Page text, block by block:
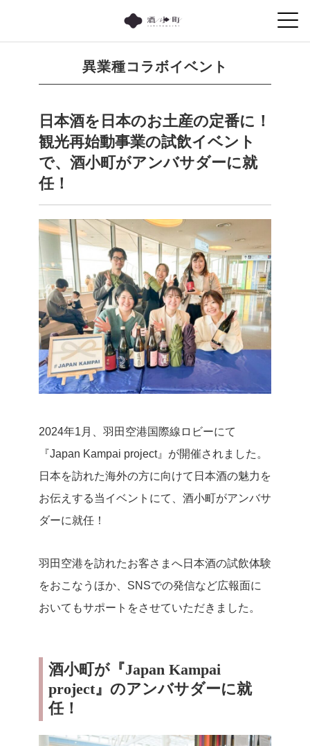
異業種コラボイベント
日本酒を日本のお土産の定番に！
観光再始動事業の試飲イベント
で、酒小町がアンバサダーに就
任！
2024年1月、羽田空港国際線ロビーにて
『Japan Kampai project』が開催されました。
日本を訪れた海外の方に向けて日本酒の魅力を
お伝えする当イベントにて、酒小町がアンバサ
ダーに就任！
羽田空港を訪れたお客さまへ日本酒の試飲体験
をおこなうほか、SNSでの発信など広報面に
おいてもサポートをさせていただきました。
酒小町が『Japan Kampai
project』のアンバサダーに就
任！